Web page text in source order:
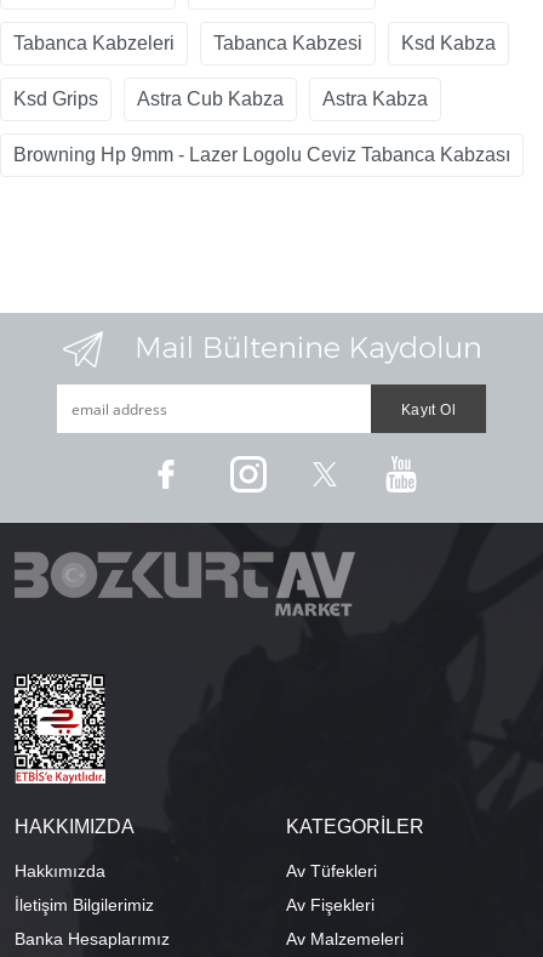
Tabanca Kabzeleri Tabanca Kabzesi Ksd Kabza
Ksd Grips Astra Cub Kabza Astra Kabza
Browning Hp 9mm - Lazer Logolu Ceviz Tabanca Kabzası
HAKKIMIZDA
Hakkımızda
İletişim Bilgilerimiz
Banka Hesaplarımız
KATEGORİLER
Av Tüfekleri
Av Fişekleri
Av Malzemeleri